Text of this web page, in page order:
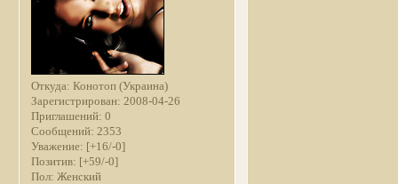
Откуда: Конотоп (Украина)
Зарегистрирован: 2008-04-26
Приглашений: 0
Сообщений: 2353
Уважение: [+16/-0]
Позитив: [+59/-0]
Пол: Женский